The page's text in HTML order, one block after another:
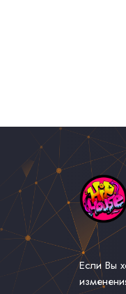
Если Вы